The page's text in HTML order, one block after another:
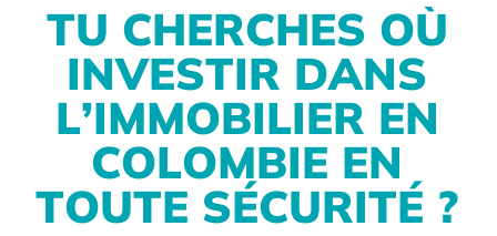
TU CHERCHES OÙ
INVESTIR DANS
L’IMMOBILIER EN
COLOMBIE EN
TOUTE SÉCURITÉ ?